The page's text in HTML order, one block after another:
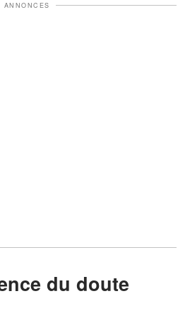
ANNONCES
du doute